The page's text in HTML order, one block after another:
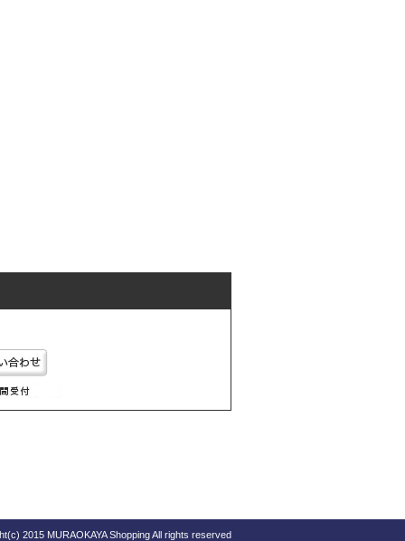
2015 MURAOKAYA Shopping All rights reserved